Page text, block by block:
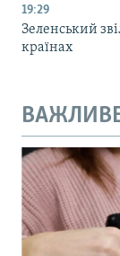
19:29
Зеленський
країнах